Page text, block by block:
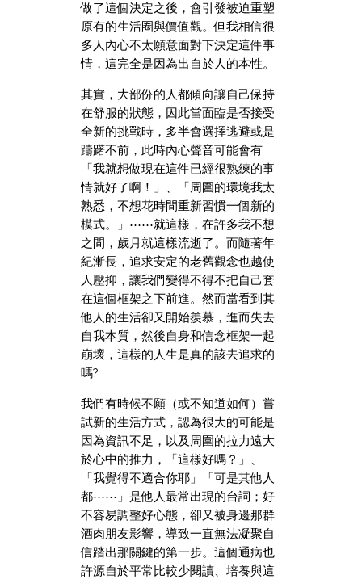
做了這個決定之後，會引發被迫重塑
原有的生活圈與價值觀。但我相信很
多人內心不太願意面對下決定這件事
情，這完全是因為出自於人的本性。
其實，大部份的人都傾向讓自己保持
在舒服的狀態，因此當面臨是否接受
全新的挑戰時，多半會選擇逃避或是
躊躇不前，此時內心聲音可能會有
「我就想做現在這件已經很熟練的事
情就好了啊！」、「周圍的環境我太
熟悉，不想花時間重新習慣一個新的
模式。」⋯⋯就這樣，在許多我不想
之間，歲月就這樣流逝了。而隨著年
紀漸長，追求安定的老舊觀念也越使
人壓抑，讓我們變得不得不把自己套
在這個框架之下前進。然而當看到其
他人的生活卻又開始羨慕，進而失去
自我本質，然後自身和信念框架一起
崩壞，這樣的人生是真的該去追求的
嗎?
我們有時候不願（或不知道如何）嘗
試新的生活方式，認為很大的可能是
因為資訊不足，以及周圍的拉力遠大
於心中的推力，「這樣好嗎？」、
「我覺得不適合你耶」「可是其他人
都⋯⋯」是他人最常出現的台詞；好
不容易調整好心態，卻又被身邊那群
酒肉朋友影響，導致一直無法凝聚自
信踏出那關鍵的第一步。這個通病也
許源自於平常比較少閱讀、培養與這